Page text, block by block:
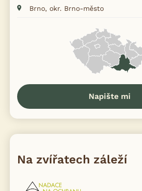
Brno, okr. Brno-město
Napište mi
Na zvířatech záleží